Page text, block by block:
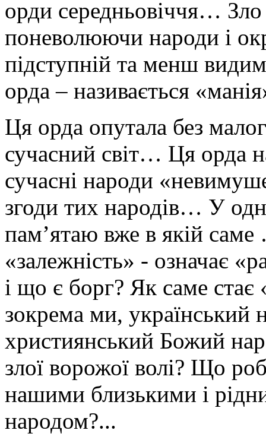
орди середньовіччя…
поневолюючи народи і
підступній та менш
орда – називається
Ця орда опутала без
сучасний світ… Ця орда
сучасні народи
згоди тих народів… У
пам’ятаю вже в якій саме
«залежність» - означає
і що є борг? Як саме стає
зокрема ми, український
християнський Божий
злої ворожої волі? Що
нашими близькими і
народом?...